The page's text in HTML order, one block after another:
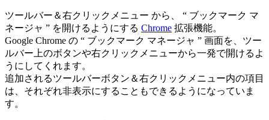
ツールバー＆右クリックメニュー から、 “ ブックマーク マ
ネージャ ” を開けるようにする Chrome 拡張機能。
Google Chrome の “ ブックマーク マネージャ ” 画面を、ツー
ルバー上のボタンや右クリックメニューから一発で開けるよ
うにしてくれます。
追加されるツールバーボタン＆右クリックメニュー内の項目
は、それぞれ非表示にすることもできるようになっていま
す。